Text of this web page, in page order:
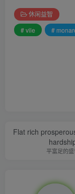
休闲益智
# vile
#
Flat rich
平富足的